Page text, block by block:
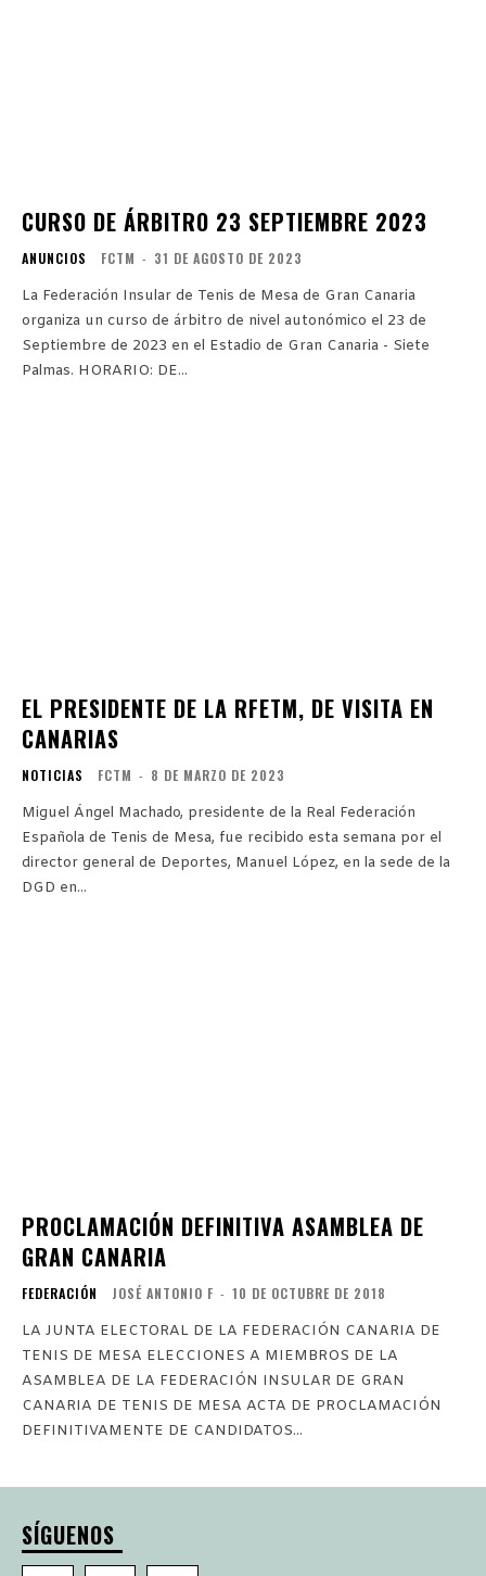
CURSO DE ÁRBITRO 23 SEPTIEMBRE 2023
ANUNCIOS FCTM - 31 DE AGOSTO DE 2023
La Federación Insular de Tenis de Mesa de Gran Canaria
organiza un curso de árbitro de nivel autonómico el 23 de
Septiembre de 2023 en el Estadio de Gran Canaria - Siete
Palmas. HORARIO: DE...
EL PRESIDENTE DE LA RFETM, DE VISITA EN
CANARIAS
NOTICIAS FCTM - 8 DE MARZO DE 2023
Miguel Ángel Machado, presidente de la Real Federación
Española de Tenis de Mesa, fue recibido esta semana por el
director general de Deportes, Manuel López, en la sede de la
DGD en...
PROCLAMACIÓN DEFINITIVA ASAMBLEA DE
GRAN CANARIA
FEDERACIÓN JOSÉ ANTONIO F - 10 DE OCTUBRE DE 2018
LA JUNTA ELECTORAL DE LA FEDERACIÓN CANARIA DE
TENIS DE MESA ELECCIONES A MIEMBROS DE LA
ASAMBLEA DE LA FEDERACIÓN INSULAR DE GRAN
CANARIA DE TENIS DE MESA ACTA DE PROCLAMACIÓN
DEFINITIVAMENTE DE CANDIDATOS...
SÍGUENOS